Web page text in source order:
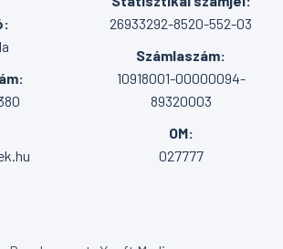
26933292-8520-552-03
Számlaszám:
10918001-00000094-
89320003
OM:
027777